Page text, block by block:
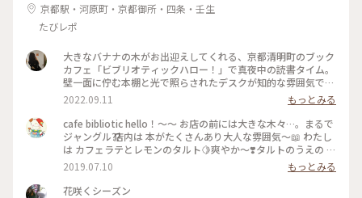
京都駅・河原町・京都御所・四条・壬生
たびレポ
大きなバナナの木がお出迎えしてくれる、京都清明町のブック
カフェ「ビブリオティックハロー！」で真夜中の読書タイム。
壁一面に佇む本棚と光で照らされたデスクが知的な雰囲気で、
これぞ大人カフェでした。2階に貫けている本棚を見に行く
と、ちょっとスケスケの渡り廊下でスリリング。スイーツもド
リンクも美味しくて、夜遅くまでやっているのも嬉しくて。。
これは出張の度に立ち寄りそうです。築150年以上の町屋をリ
ノベしたというところも見応えあり。観光というよりも、ロー
カルに寄り添っているようで温かい空気も感じました。 #私の
ことりっぷ2022 #Myことりっぷ #京都カフェ #ブックカフ
ェ #読書 #ガトーショコラ #コーヒー
2022.09.11
もっとみる
cafe bibliotic hello！〜〜 お店の前には大きな木々…。まるで
ジャングル⁇ 店内は 本がたくさんあり大人な雰囲気〜📖 わたし
は カフェラテとレモンのタルト🍋爽やか〜❣️タルトのうえの レ
モンのドライフルーツがめちゃくちゃ美味しい❣️ カフェの横で
は パンも販売してます。こちらも魅力的でしたが またの機会
に〜 #京都#カフェ#レモンタルト
2019.07.10
もっとみる
花咲くシーズン